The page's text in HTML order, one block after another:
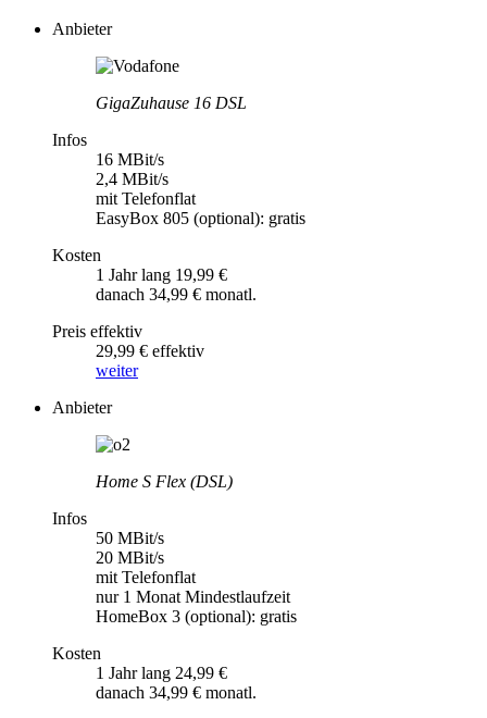
Anbieter
GigaZuhause 16 DSL
Infos
16 MBit/s
2,4 MBit/s
mit Telefonflat
EasyBox 805 (optional): gratis
Kosten
1 Jahr lang 19,99 €
danach 34,99 € monatl.
Preis effektiv
29,99 € effektiv
weiter
Anbieter
Home S Flex (DSL)
Infos
50 MBit/s
20 MBit/s
mit Telefonflat
nur 1 Monat Mindestlaufzeit
HomeBox 3 (optional): gratis
Kosten
1 Jahr lang 24,99 €
danach 34,99 € monatl.